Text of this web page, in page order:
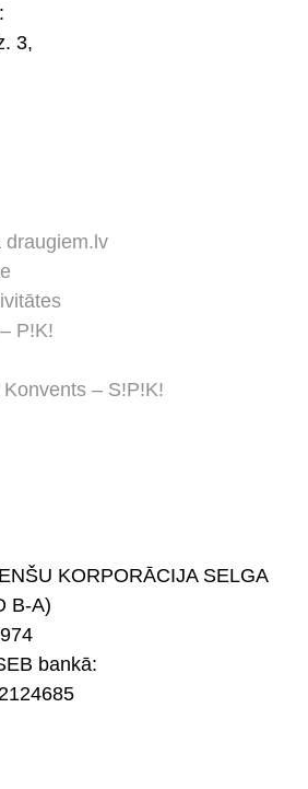
3,
draugiem.lv
P!K!
– S!P!K!
KORPORĀCIJA SELGA
B-A)
bankā: